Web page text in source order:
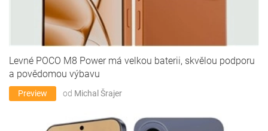
Levné POCO M8 Power má velkou baterii, skvělou podporu
a povědomou výbavu
Preview od Michal Šrajer